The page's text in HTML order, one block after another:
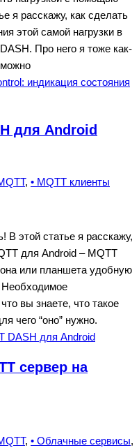
я расскажу, как сделать
этой самой нагрузки в
Про него я тоже как-
индикация состояния
для Android
, • MQTT клиенты
этой статье я расскажу,
для Android – MQTT
или планшета удобную
вы знаете, что такое
чего “оно” нужно.
DASH для Android
сервер на
, • Облачные сервисы,